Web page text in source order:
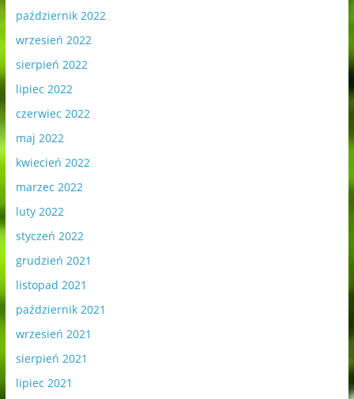
październik 2022
wrzesień 2022
sierpień 2022
lipiec 2022
czerwiec 2022
maj 2022
kwiecień 2022
marzec 2022
luty 2022
styczeń 2022
grudzień 2021
listopad 2021
październik 2021
wrzesień 2021
sierpień 2021
lipiec 2021